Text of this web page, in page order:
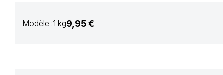
Modèle :1 kg9,95 €